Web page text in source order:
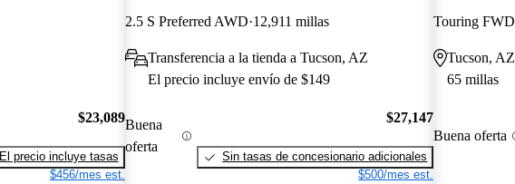
$23,089
El precio incluye tasas
$456/mes est.
2.5 S Preferred AWD 12,911 millas
Transferencia a la tienda a Tucson, AZ
El precio incluye envío de $149
Buena
oferta
$27,147
Sin tasas de concesionario adicionales
$500/mes est.
Touring FWD
Tucson, AZ
65 millas
Buena oferta